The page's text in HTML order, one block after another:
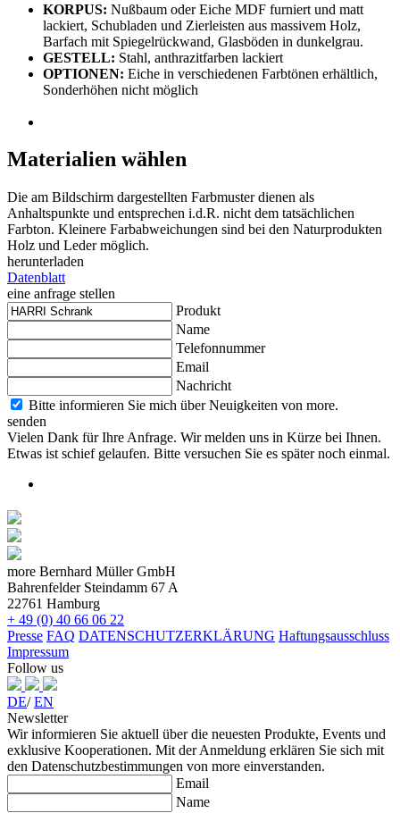
KORPUS: Nußbaum oder Eiche MDF furniert und matt
lackiert, Schubladen und Zierleisten aus massivem Holz,
Barfach mit Spiegelrückwand, Glasböden in dunkelgrau.
GESTELL: Stahl, anthrazitfarben lackiert
OPTIONEN: Eiche in verschiedenen Farbtönen erhältlich,
Sonderhöhen nicht möglich
Materialien wählen
Die am Bildschirm dargestellten Farbmuster dienen als
Anhaltspunkte und entsprechen i.d.R. nicht dem tatsächlichen
Farbton. Kleinere Farbabweichungen sind bei den Naturprodukten
Holz und Leder möglich.
herunterladen
Datenblatt
eine anfrage stellen
Produkt
Name
Telefonnummer
Email
Nachricht
Bitte informieren Sie mich über Neuigkeiten von more.
senden
Vielen Dank für Ihre Anfrage. Wir melden uns in Kürze bei Ihnen.
Etwas ist schief gelaufen. Bitte versuchen Sie es später noch einmal.
more Bernhard Müller GmbH
Bahrenfelder Steindamm 67 A
22761 Hamburg
+ 49 (0) 40 66 06 22
Presse FAQ DATENSCHUTZERKLÄRUNG Haftungsausschluss
Impressum
Follow us
DE/EN
Newsletter
Wir informieren Sie aktuell über die neuesten Produkte, Events und
exklusive Kooperationen. Mit der Anmeldung erklären Sie sich mit
den Datenschutzbestimmungen von more einverstanden.
Email
Name